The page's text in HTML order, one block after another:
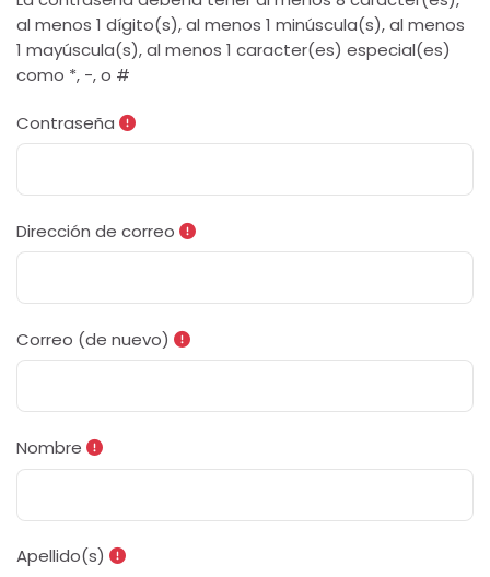
al menos 1 dígito(s), al menos 1 minúscula(s), al menos
1 mayúscula(s), al menos 1 caracter(es) especial(es)
como *, -, o #
Contraseña
Dirección de correo
Correo (de nuevo)
Nombre
Apellido(s)